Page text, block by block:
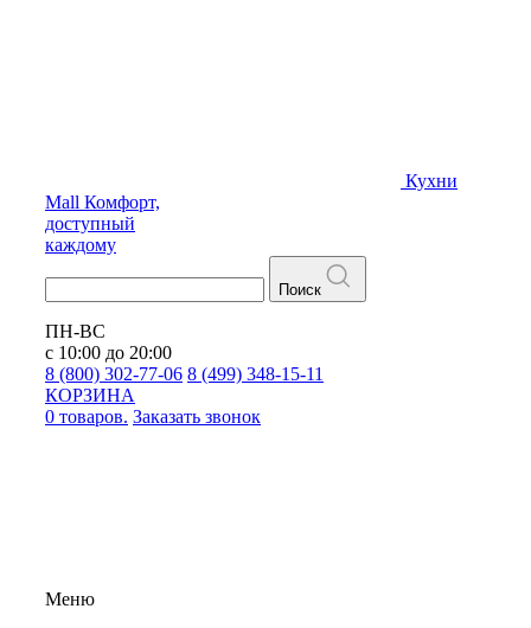
Кухни
Mall Комфорт,
доступный
каждому
Поиск
ПН-ВС
с 10:00 до 20:00
8 (800) 302-77-06 8 (499) 348-15-11
КОРЗИНА
0 товаров. Заказать звонок
Меню